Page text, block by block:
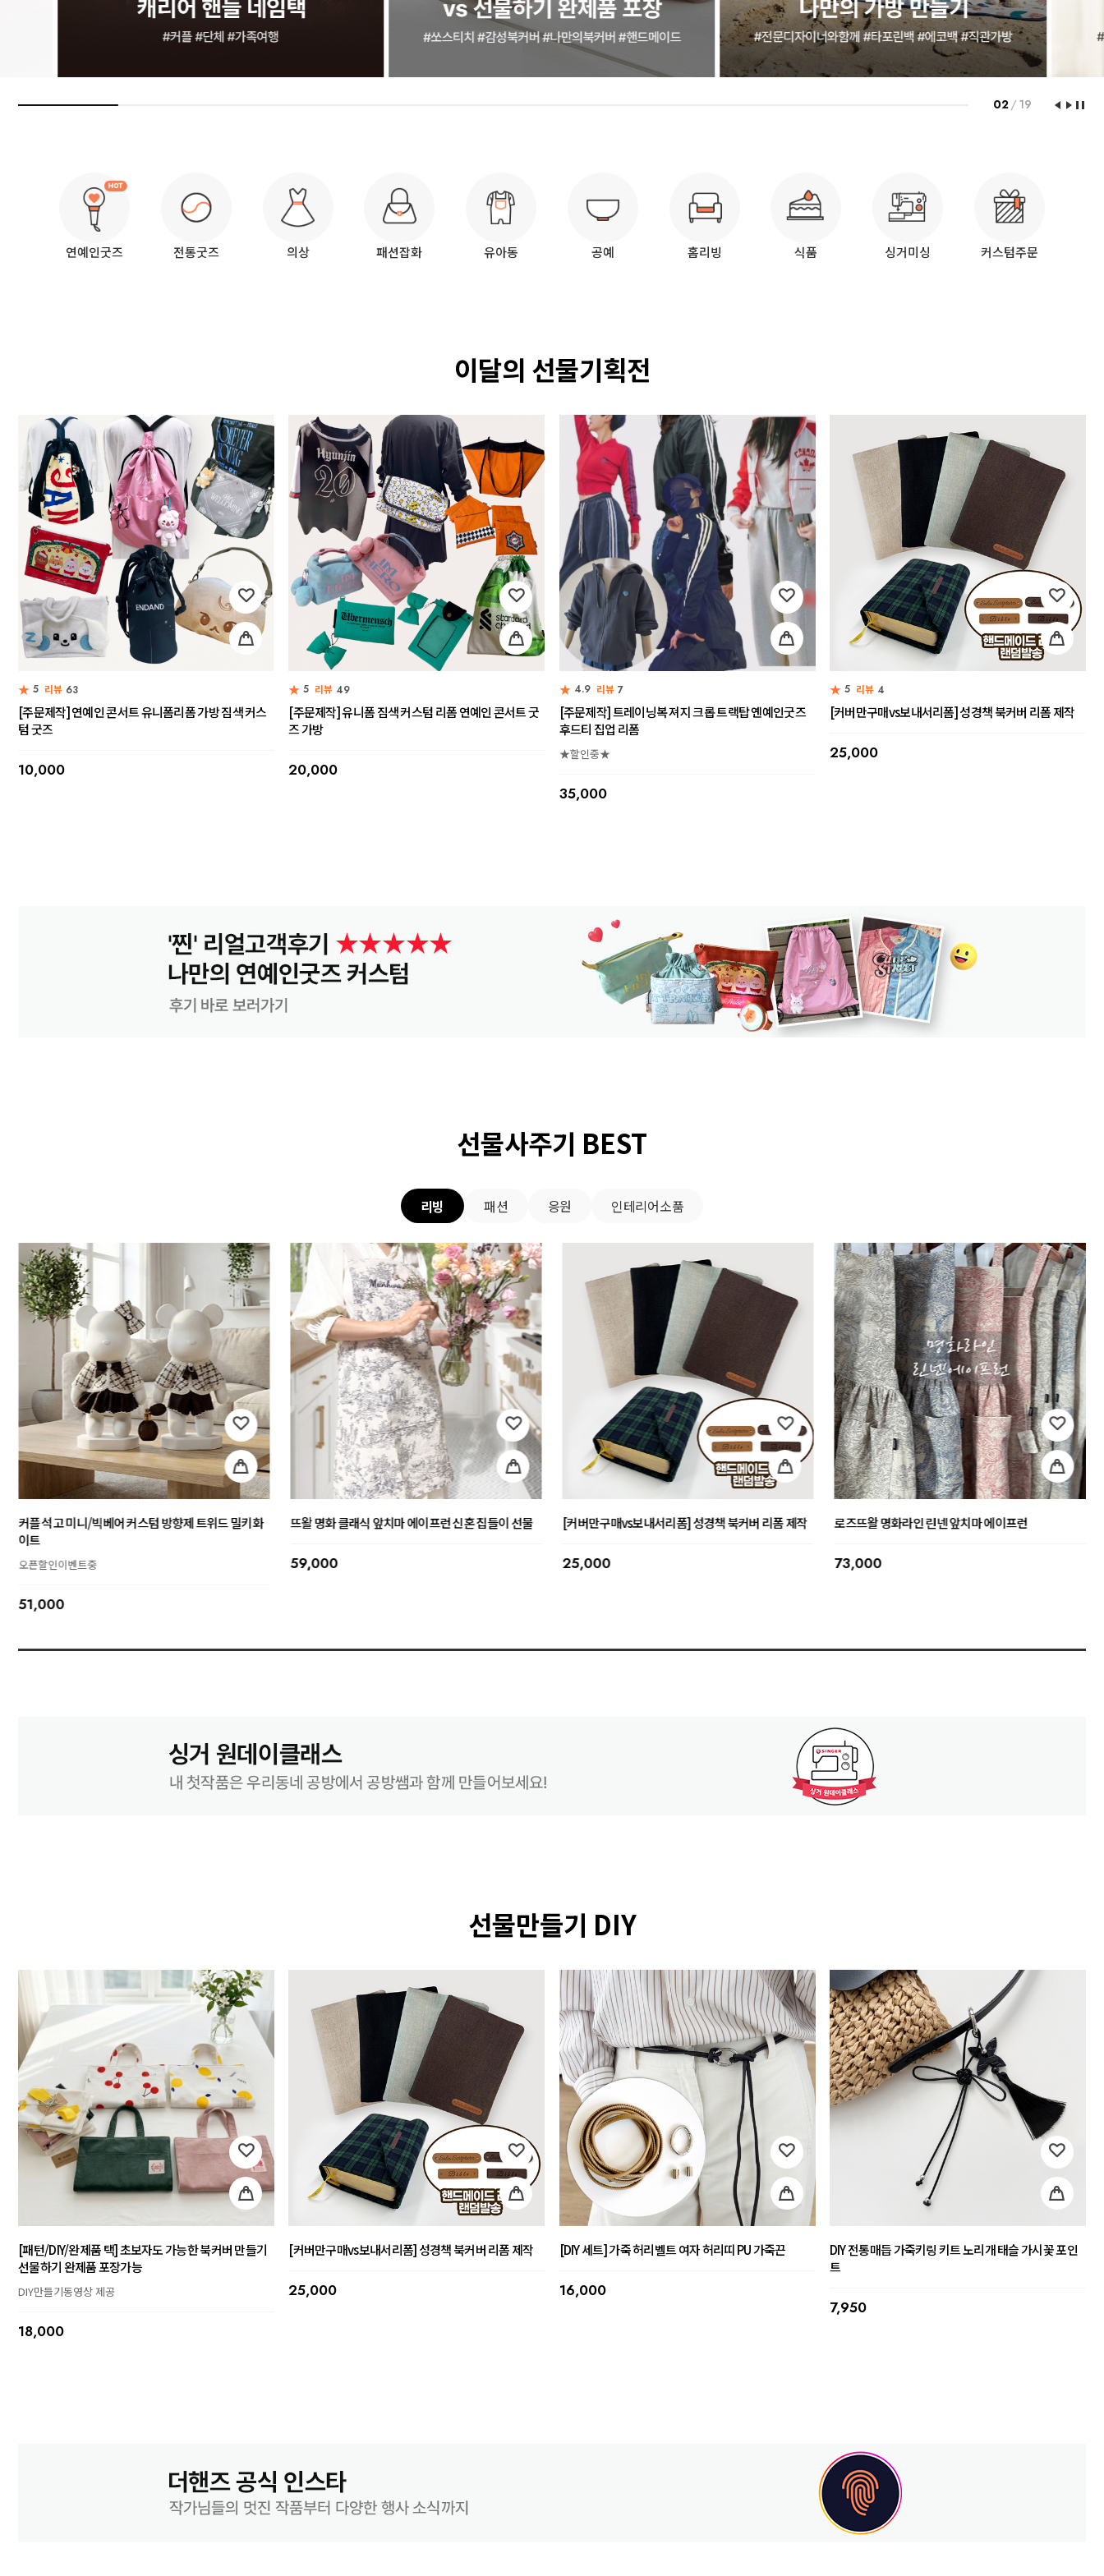
03/ 19
연예인굿즈 전통굿즈 의상 패션잡화 유아동 공예 홈리빙 식품 싱거미싱 커스텀주문
이달의 선물기획전
★ 5 리뷰 63
[주문제작] 연예인 콘서트 유니폼리폼 가방 짐색 커스
텀 굿즈
10,000
★ 5 리뷰 49
[주문제작] 유니폼 짐색 커스텀 리폼 연예인 콘서트 굿
즈 가방
20,000
★ 4.9 리뷰 7
[주문제작] 트레이닝복 져지 크롭 트랙탑 옌예인굿즈
후드티 집업 리폼
★할인중★
35,000
★ 5 리뷰 4
[커버만구매vs보내서리폼] 성경책 북커버 리폼 제작
25,000
선물사주기 BEST
리빙 패션 응원 인테리어소품
[패턴/DIY/완제품 택] 초보자도 가능한 북커버 만들기
선물하기 완제품 포장가능
DIY만들기동영상 제공
18,000
웨딩 석고 빅베어 커스텀 방향제 커플 결혼선물
커플 석고 미니/빅베어 커스텀 방향제 트위드 밀키화
오픈할인이벤트중
뜨왈 명화 클래식 앞치마 에이프런 신혼 집들이 선물
59,000
선물만들기 DIY
[패턴/DIY/완제품 택] 초보자도 가능한 북커버 만들기
선물하기 완제품 포장가능
DIY만들기동영상 제공
18,000
[커버만구매vs보내서리폼] 성경책 북커버 리폼 제작
25,000
[DIY 세트] 가죽 허리벨트 여자 허리띠 PU 가죽끈
16,000
DIY 전통매듭 가죽키링 키트 노리개 태슬 가시꽃 포인
트
7,950